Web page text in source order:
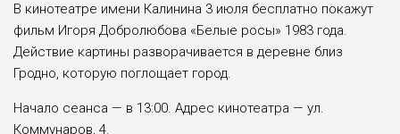
В кинотеатре имени Калинина 3 июля бесплатно покажут
фильм Игоря Добролюбова «Белые росы» 1983 года.
Действие картины разворачивается в деревне близ
Гродно, которую поглощает город.
Начало сеанса — в 13:00. Адрес кинотеатра — ул.
Коммунаров, 4.